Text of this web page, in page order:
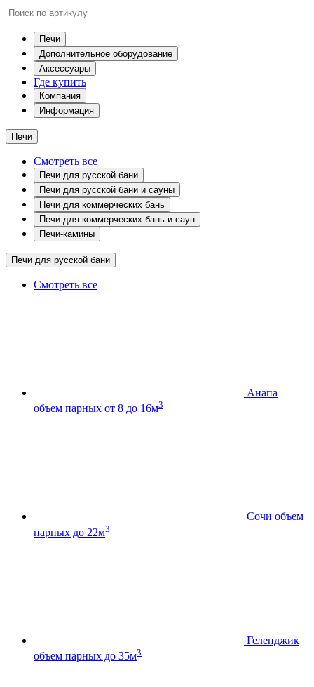
Печи
Дополнительное оборудование
Аксессуары
Где купить
Компания
Информация
Печи
Смотреть все
Печи для русской бани
Печи для русской бани и сауны
Печи для коммерческих бань
Печи для коммерческих бань и саун
Печи-камины
Печи для русской бани
Смотреть все
Анапа
объем парных от 8 до 16м3
Сочи объем
парных до 22м3
Геленджик
объем парных до 35м3